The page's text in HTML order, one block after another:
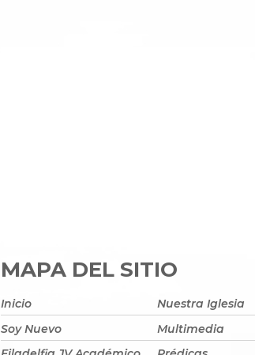
MAPA DEL SITIO
Inicio
Nuestra Iglesia
Soy Nuevo
Multimedia